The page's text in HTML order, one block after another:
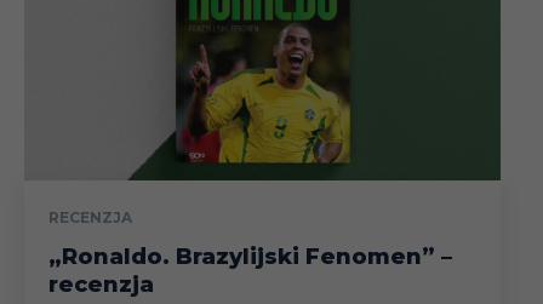
RECENZJA
„Ronaldo. Brazylijski Fenomen” –
recenzja